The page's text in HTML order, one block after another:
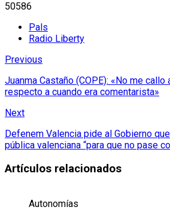
50586
Pals
Radio Liberty
Previous
Juanma Castaño (COPE): «No me
respecto a cuando era comentarista»
Next
Defenem Valencia pide al Gobierno
pública valenciana “para que no pase
Artículos relacionados
Autonomías